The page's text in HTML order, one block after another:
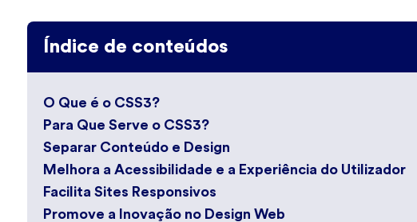
Índice de conteúdos
O Que é o CSS3?
Para Que Serve o CSS3?
Separar Conteúdo e Design
Melhora a Acessibilidade e a Experiência do Utilizador
Facilita Sites Responsivos
Promove a Inovação no Design Web